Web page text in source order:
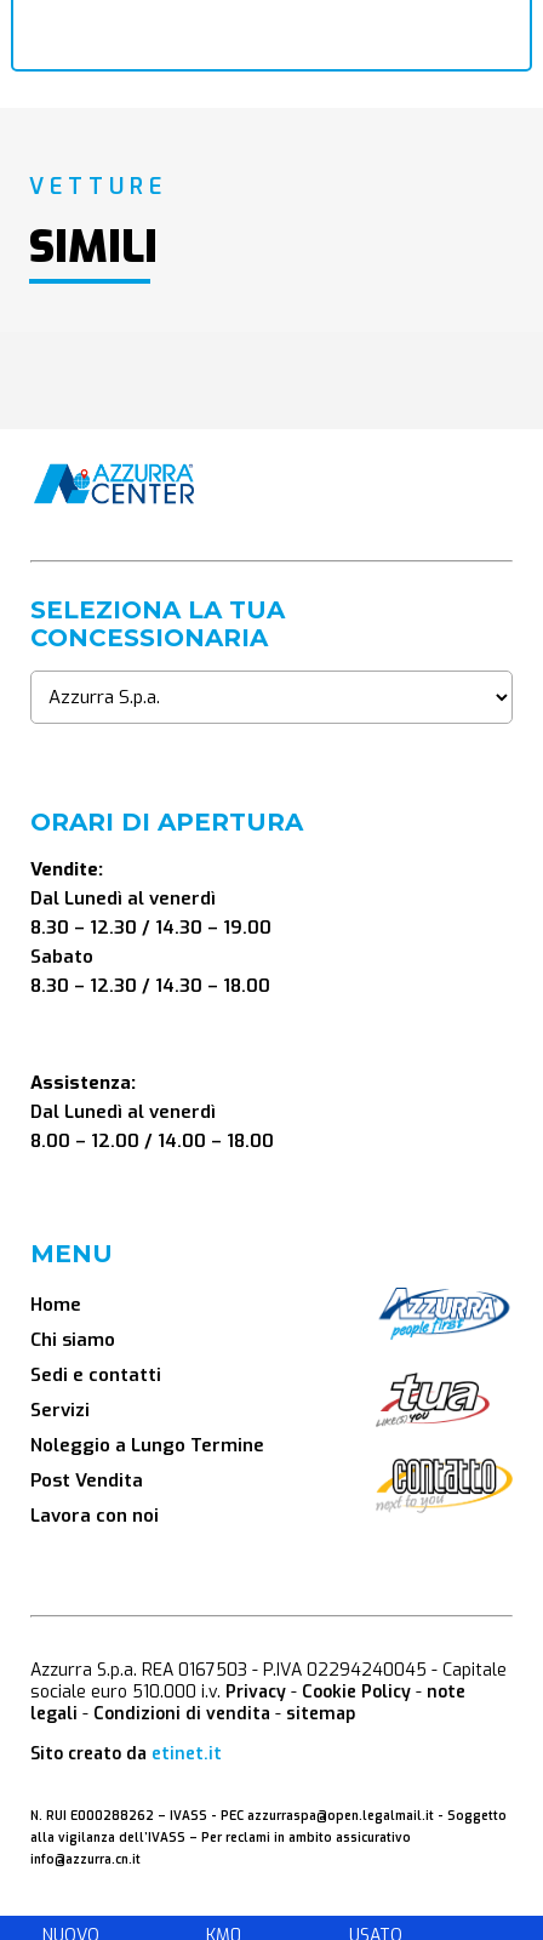
VETTURE
SIMILI
SELEZIONA LA TUA
CONCESSIONARIA
ORARI DI APERTURA
Vendite:
Dal Lunedì al venerdì
8.30 – 12.30 / 14.30 – 19.00
Sabato
8.30 – 12.30 / 14.30 – 18.00
Assistenza:
Dal Lunedì al venerdì
8.00 – 12.00 / 14.00 – 18.00
MENU
Home
Chi siamo
Sedi e contatti
Servizi
Noleggio a Lungo Termine
Post Vendita
Lavora con noi
Azzurra S.p.a. REA 0167503 - P.IVA 02294240045 - Capitale
sociale euro 510.000 i.v. Privacy - Cookie Policy - note
legali - Condizioni di vendita - sitemap
Sito creato da etinet.it
N. RUI E000288262 – IVASS - PEC azzurraspa@open.legalmail.it - Soggetto
alla vigilanza dell’IVASS – Per reclami in ambito assicurativo
info@azzurra.cn.it